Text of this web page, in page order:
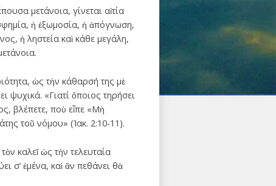
μετάνοια, γίνεται αἰτία
ἡ ἐξωμοσία, ἡ ἀπόγνωση,
ἡ ληστεία καὶ κάθε μεγάλη,
ὡς τὴν κάθαρσή της μὲ
ψυχικά. «Γιατί ὅποιος τηρήσει
βλέπετε, ποὺ εἶπε «Μὴ
τοῦ νόμου» (Ἰακ. 2:10-11).
καλεῖ ὡς τὴν τελευταία
σ’ ἐμένα, καὶ ἂν πεθάνει θὰ